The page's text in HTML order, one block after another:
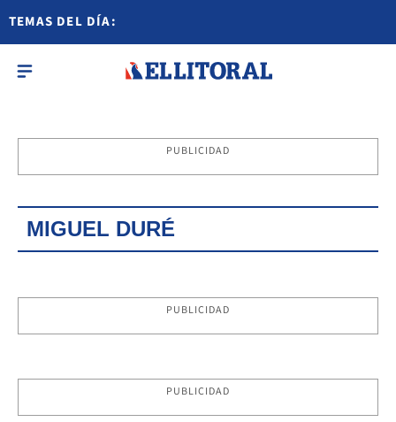
TEMAS DEL DÍA:
PUBLICIDAD
MIGUEL DURÉ
PUBLICIDAD
PUBLICIDAD